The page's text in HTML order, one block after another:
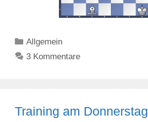
Kategorien
Allgemein
3 Kommentare
Training am Donnerstag